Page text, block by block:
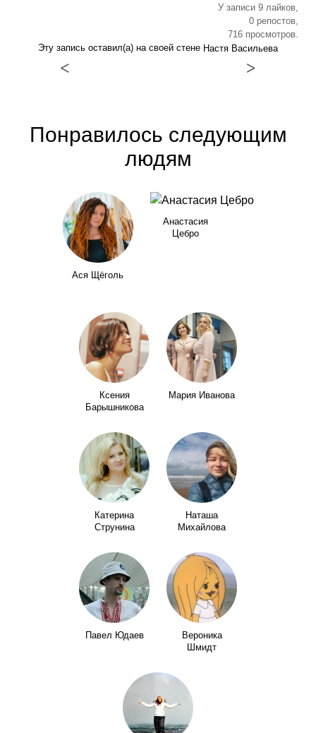
У записи 9 лайков,
0 репостов,
716 просмотров.
Эту запись оставил(а) на своей стене Настя Васильева
< >
Понравилось следующим
людям
Ася Щёголь
Анастасия
Цебро
Ксения
Барышникова
Мария Иванова
Катерина
Струнина
Наташа
Михайлова
Павел Юдаев
Вероника
Шмидт